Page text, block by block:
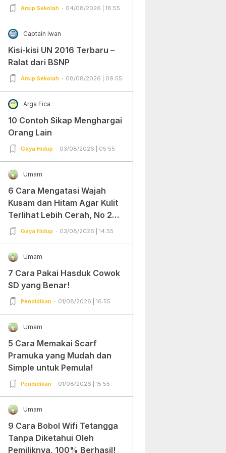
Arsip Sekolah 04/08/2026 | 18:55
Captain Iwan
Kisi-kisi UN 2016 Terbaru –
Ralat dari BSNP
Arsip Sekolah 08/08/2026 | 09:55
Arga Fica
10 Contoh Sikap Menghargai
Orang Lain
Gaya Hidup 03/08/2026 | 05:55
Umam
6 Cara Mengatasi Wajah
Kusam dan Hitam Agar Kulit
Terlihat Lebih Cerah, No 2
Gampang Banget dan Mudah
Gaya Hidup 03/08/2026 | 14:55
Umam
7 Cara Pakai Hasduk Cowok
SD yang Benar!
Pendidikan 01/08/2026 | 16:55
Umam
5 Cara Memakai Scarf
Pramuka yang Mudah dan
Simple untuk Pemula!
Pendidikan 01/08/2026 | 15:55
Umam
9 Cara Bobol Wifi Tetangga
Tanpa Diketahui Oleh
Pemiliknya, 100% Berhasil!